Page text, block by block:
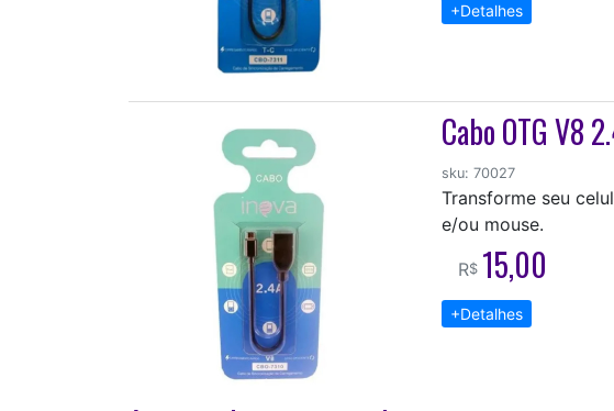
+Detalhes
Cabo OTG V8
sku: 70027
Transforme seu
e/ou mouse.
R$ 15,00
+Detalhes